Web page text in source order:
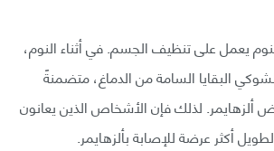
يعمل على تنظيف الجسم. في أثناء النوم،
البقايا السامة من الدماغ، متضمنةً
ألزهايمر. لذلك فإن الأشخاص الذين يعانون
أكثر عرضة للإصابة بألزهايمر.